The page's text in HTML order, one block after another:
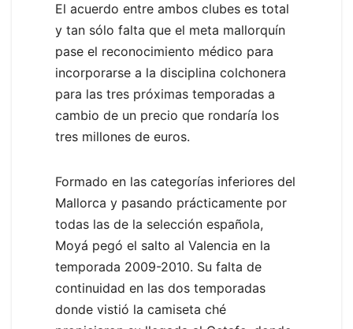
El acuerdo entre ambos clubes es total
y tan sólo falta que el meta mallorquín
pase el reconocimiento médico para
incorporarse a la disciplina colchonera
para las tres próximas temporadas a
cambio de un precio que rondaría los
tres millones de euros.
Formado en las categorías inferiores del
Mallorca y pasando prácticamente por
todas las de la selección española,
Moyá pegó el salto al Valencia en la
temporada 2009-2010. Su falta de
continuidad en las dos temporadas
donde vistió la camiseta ché